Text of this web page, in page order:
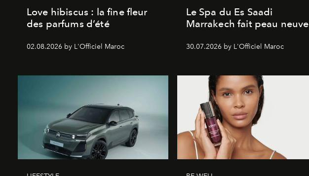
Love hibiscus : la fine fleur
des parfums d’été
02.08.2026 by L'Officiel Maroc
Le Spa du Es Saadi
Marrakech fait peau neuve
30.07.2026 by L'Officiel Maroc